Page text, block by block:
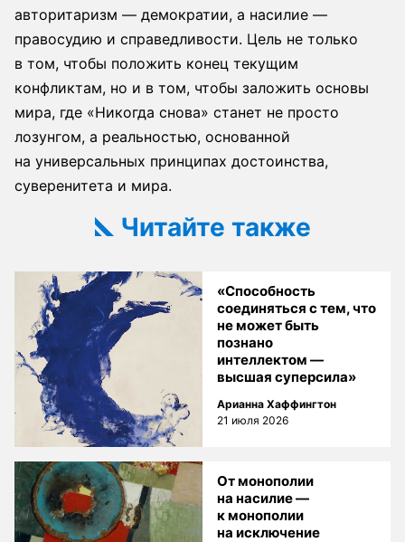
авторитаризм — демократии, а насилие —
правосудию и справедливости. Цель не только
в том, чтобы положить конец текущим
конфликтам, но и в том, чтобы заложить основы
мира, где «Никогда снова» станет не просто
лозунгом, а реальностью, основанной
на универсальных принципах достоинства,
суверенитета и мира.
Читайте также
«Способность
соединяться с тем, что
не может быть
познано
интеллектом —
высшая суперсила»
Арианна Хаффингтон
21 июля 2026
От монополии
на насилие —
к монополии
на исключение